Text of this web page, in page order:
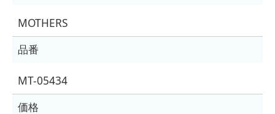
MOTHERS
品番
MT-05434
価格